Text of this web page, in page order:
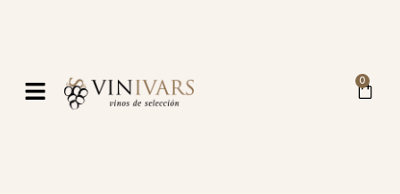
0